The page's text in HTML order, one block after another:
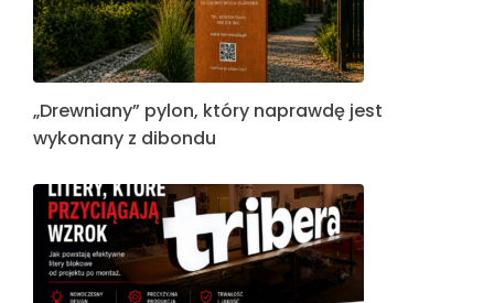
„Drewniany” pylon, który naprawdę jest
wykonany z dibondu